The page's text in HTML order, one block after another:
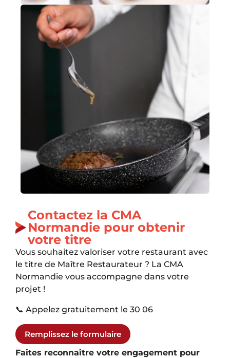
Contactez la CMA
Normandie pour obtenir
votre titre
Vous souhaitez valoriser votre restaurant avec
le titre de Maître Restaurateur ? La CMA
Normandie vous accompagne dans votre
projet !
📞 Appelez gratuitement le 30 06
Remplissez le formulaire
Faites reconnaître votre engagement pour